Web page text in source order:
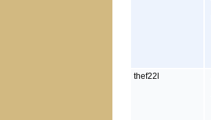
thef22l